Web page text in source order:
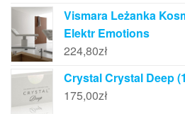
Vismara Leżanka
Elektr Emotions
224,80zł
Crystal Crystal Deep
175,00zł